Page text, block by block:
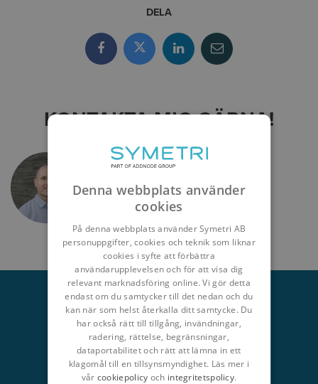
DELA
KONTAKTA MIG GÄRNA!
TOR LUNDSTEN
Building & Infrastructure
KONTAKTA OSS
+46 8704 22 00
Denna webbplats använder
cookies
På denna webbplats använder Symetri AB
personuppgifter, cookies och teknik som liknar
cookies i syfte att förbättra
användarupplevelsen och för att visa dig
relevant marknadsföring online. Vi gör detta
endast om du samtycker till det nedan och du
kan när som helst återkalla ditt samtycke. Du
har också rätt till tillgång, invändningar,
radering, rättelse, begränsningar,
dataportabilitet och rätt att lämna in ett
klagomål till en tillsynsmyndighet. Läs mer i
vår cookiepolicy och integritetspolicy.